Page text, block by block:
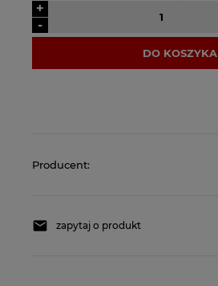
-
+
DO KOSZYKA
Producent:
zapytaj o produkt